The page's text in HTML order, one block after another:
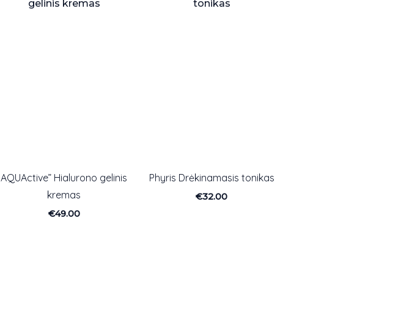
AQUActive” Hialurono gelinis
kremas
€49.00
Phyris Drėkinamasis tonikas
€32.00